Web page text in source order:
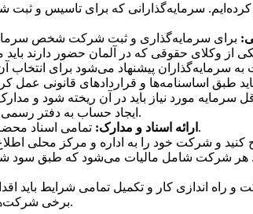
سرمایه‌گذارانی که برای تاسیس و ثبت
مورد نیاز باید در آن ریخته شود و مدارک
ایجاد حساب به دفتر رسمی ثبت اسناد برده می‌شود و تاییدیه راه اندازی و سپرده‌گذاری گرفته می‌شود.
6. ارائه اسناد و مدارک: تمامی اسناد محضری به همراه تاییدیه سپرده‌گذاری باید در دادگاه منطقه لحاظ و ثبت شود.
و شرکت خود را به اداره و مرکز محلی
هر شرکت شامل مالیات می‌شود که طبق سود
اندازی کار و تکمیل تمامی شرایط باید
برخی شرکت‌ها شما باید مجوزهای خاص و سختگیرانه‌تری را از دولت آلمان دریافت کنید.